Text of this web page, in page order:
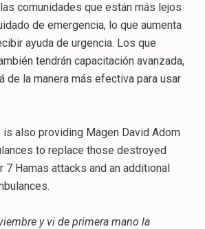
comunidades que están más lejos
de emergencia, lo que aumenta
ayuda de urgencia. Los que
tendrán capacitación avanzada,
de la manera más efectiva para usar
is also providing Magen David Adom
to replace those destroyed
7 Hamas attacks and an additional
y vi de primera mano la